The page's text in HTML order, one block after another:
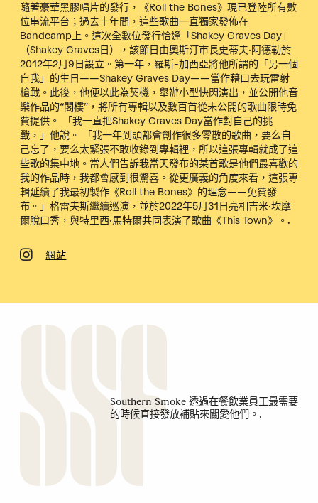
隨著豪華黑膠唱片的發行，《Roll the Bones》現已登陸所有數
位串流平台；過去十年間，這些歌曲一直獨家發佈在
Bandcamp上。這次全數位發行恰逢「Shakey Graves Day」
（Shakey Graves日），該節日由奧斯汀市長史蒂夫·阿德勒於
2012年2月9日設立。第一年，羅斯-加西亞將他所謂的「另一個
自我」的生日——Shakey Graves Day——當作藉口去玩雷射
槍戰。此後，他便以此為契機，舉辦小型快閃演出，並公開他音
樂作品的“閣樓”，將所有專輯以及數百首從未公開的歌曲限時免
費提供。 「我一直把Shakey Graves Day當作對自己的挑
戰，」他說。 「我一年到頭都會創作很多零散的歌曲，要么自
己忘了，要么太緊張不敢收錄到專輯裡，所以這張專輯就成了這
些歌的集中地。當人們告訴我當天發布的某首歌是他們最喜歡的
我的作品時，我都會感到很驚喜。從更廣義的角度來看，這張專
輯延續了我最初製作《Roll the Bones》的理念——免費發
布。」格雷夫斯繼續巡演，並於2022年5月31日亮相吉米·坎摩
爾脫口秀，與特里西·馬特爾共同表演了歌曲《This Town》。.
網站
Southern Smoke 透過在餐飲業員工最需要
的時候直接發放補貼來關愛他們。.